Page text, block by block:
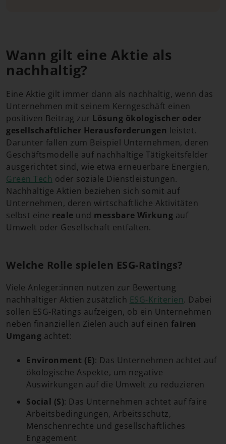
Wann gilt eine Aktie als
nachhaltig?
Eine Aktie gilt immer dann als nachhaltig, wenn das
Unternehmen mit seinem Kerngeschäft einen
positiven Beitrag zur Lösung ökologischer oder
gesellschaftlicher Herausforderungen leistet.
Darunter fallen zum Beispiel Unternehmen, deren
Geschäftsmodelle auf nachhaltige Tätigkeitsfelder
ausgerichtet sind, wie etwa erneuerbare Energien,
Green Tech oder soziale Dienstleistungen.
Nachhaltige Aktien beziehen sich somit auf
Unternehmen, deren wirtschaftliche Aktivitäten
selbst eine reale und messbare Wirkung auf
Umwelt oder Gesellschaft entfalten.
Welche Rolle spielen ESG-Ratings?
Viele Anleger:innen nutzen zur Bewertung
nachhaltiger Aktien zusätzlich ESG-Kriterien. Dabei
sollen ESG-Ratings aufzeigen, ob ein Unternehmen
neben finanziellen Zielen auch auf einen fairen
Umgang achtet:
Environment (E): Das Unternehmen achtet auf
ökologische Aspekte, um negative
Auswirkungen auf die Umwelt zu reduzieren
Social (S): Das Unternehmen achtet auf faire
Arbeitsbedingungen, Arbeitsschutz,
Menschenrechte und gesellschaftliches
Engagement